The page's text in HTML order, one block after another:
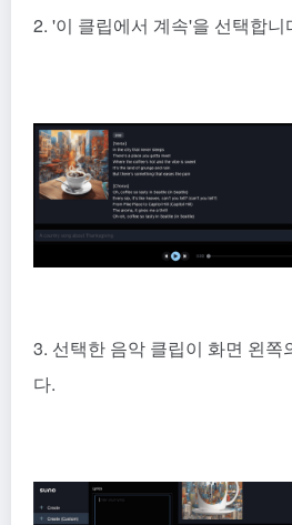
2. '이 클립에서 계속'을 선택합니
3. 선택한 음악 클립이 화면 왼쪽
다.